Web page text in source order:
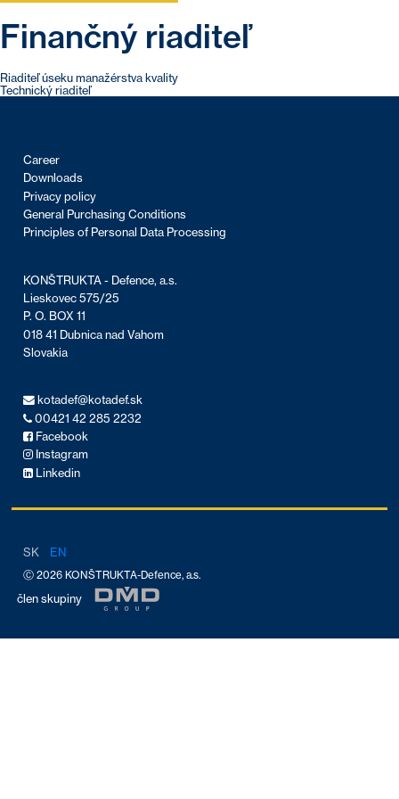
Finančný riaditeľ
Post
Riaditeľ úseku manažérstva kvality
Technický riaditeľ
Career
Downloads
Privacy policy
General Purchasing Conditions
Principles of Personal Data Processing
KONŠTRUKTA - Defence, a.s.
Lieskovec 575/25
P. O. BOX 11
018 41 Dubnica nad Vahom
Slovakia
kotadef@kotadef.sk
00421 42 285 2232
Facebook
Instagram
Linkedin
SK EN
Ⓒ 2026 KONŠTRUKTA-Defence, a.s.
člen skupiny